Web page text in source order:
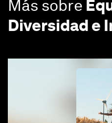
Más sobre
Diversidad e